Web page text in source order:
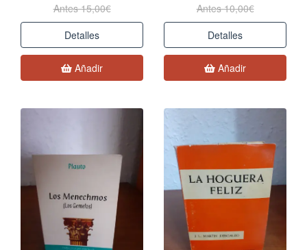
Antes 15,00€
Detalles
Añadir
Antes 10,00€
Detalles
Añadir